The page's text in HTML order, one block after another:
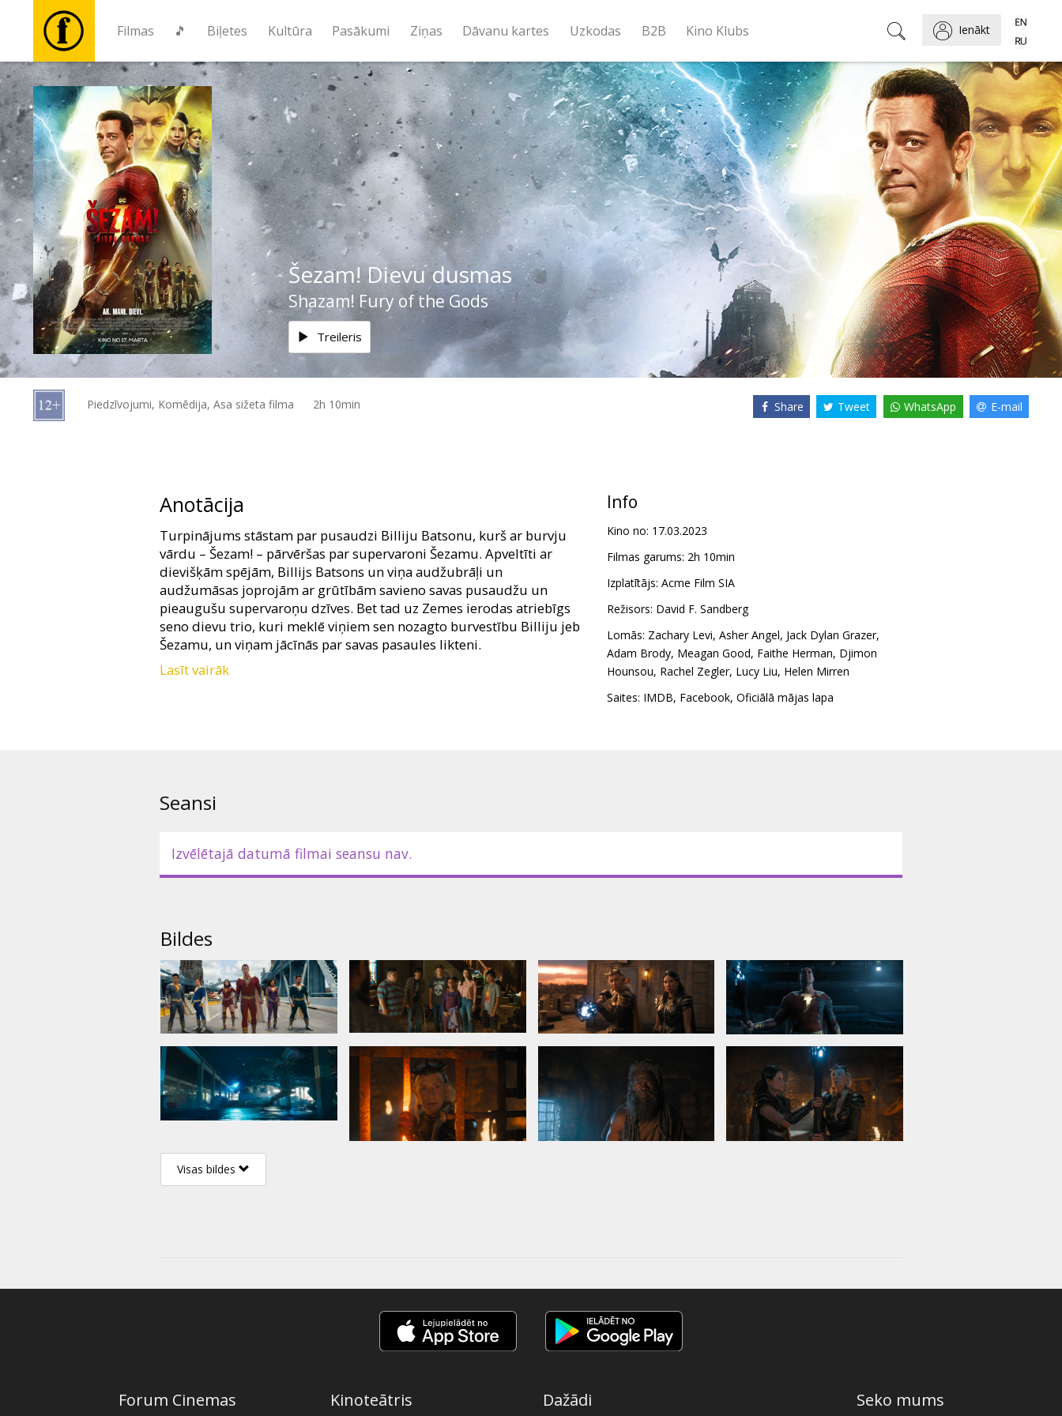
Filmas 🎵 Biļetes Kultūra Pasākumi Ziņas Dāvanu kartes Uzkodas B2B Kino Klubs Ienākt
Filmas
🎵
Biļetes
Kultūra
Pasākumi
Ziņas
Dāvanu
kartes
Šezam! Dievu dusmas
Shazam! Fury of the Gods
Treileris
Piedzīvojumi, Komēdija, Asa sižeta filma 2h 10min Share Tweet WhatsApp E-mail
Anotācija
Turpinājums stāstam par pusaudzi Billiju Batsonu, kurš ar burvju
vārdu – Šezam! – pārvēršas par supervaroni Šezamu. Apveltīti ar
dievišķām spējām, Billijs Batsons un viņa audžubrāļi un
audžumāsas joprojām ar grūtībām savieno savas pusaudžu un
pieaugušu supervaroņu dzīves. Bet tad uz Zemes ierodas atriebīgs
seno dievu trio, kuri meklē viņiem sen nozagto burvestību Billiju jeb
Šezamu, un viņam jācīnās par savas pasaules likteni.
Filma angļu valodā ar subtitriem latviešu un krievu valodā.
Lasīt vairāk
Info
Kino no: 17.03.2023
Filmas garums: 2h 10min
Izplatītājs: Acme Film SIA
Režisors: David F. Sandberg
Lomās: Zachary Levi, Asher Angel, Jack Dylan Grazer,
Adam Brody, Meagan Good, Faithe Herman, Djimon
Hounsou, Rachel Zegler, Lucy Liu, Helen Mirren
Saites: IMDB, Facebook, Oficiālā mājas lapa
Seansi
Izvēlētajā datumā filmai seansu nav.
Bildes
Visas bildes
Forum Cinemas Kinoteātris Dažādi Seko mums